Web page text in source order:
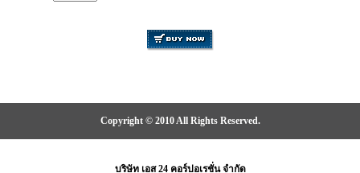
Copyright © 2010 All Rights Reserved.
บริษัท เอส 24 คอร์ปอเรชั่น จำกัด